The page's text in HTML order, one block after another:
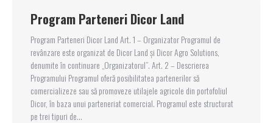
Program Parteneri Dicor Land
Program Parteneri Dicor Land Art. 1 – Organizator Programul de
revânzare este organizat de Dicor Land și Dicor Agro Solutions,
denumite în continuare „Organizatorul”. Art. 2 – Descrierea
Programului Programul oferă posibilitatea partenerilor să
comercializeze sau să promoveze utilajele agricole din portofoliul
Dicor, în baza unui parteneriat comercial. Programul este structurat
pe trei tipuri de…